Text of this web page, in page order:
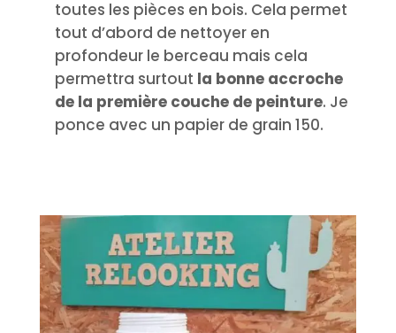
toutes les pièces en bois. Cela permet
tout d’abord de nettoyer en
profondeur le berceau mais cela
permettra surtout la bonne accroche
de la première couche de peinture. Je
ponce avec un papier de grain 150.